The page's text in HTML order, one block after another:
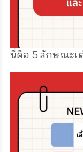
นี่คือ 5 ลักษณะเ